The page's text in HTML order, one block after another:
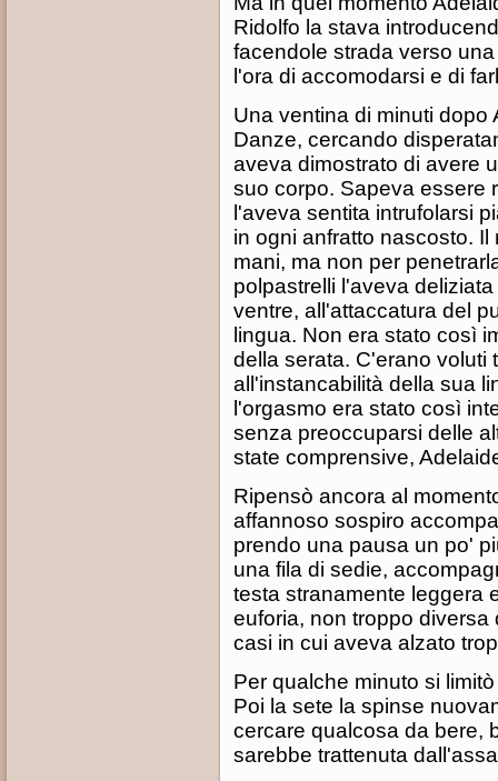
Ridolfo la stava
facendole strada verso
l'ora di accomodarsi e di
Una ventina di minuti dopo
Danze, cercando
aveva dimostrato di avere
suo corpo. Sapeva essere
l'aveva sentita intrufolarsi
in ogni anfratto nascosto.
mani, ma non per
polpastrelli l'aveva
ventre, all'attaccatura del
lingua. Non era stato così
della serata. C'erano voluti
all'instancabilità della sua
l'orgasmo era stato così
senza preoccuparsi delle
state comprensive,
Ripensò ancora al
affannoso sospiro
prendo una pausa un po'
una fila di sedie,
testa stranamente leggera
euforia, non troppo
casi in cui aveva alzato
Per qualche minuto si
Poi la sete la spinse
cercare qualcosa da bere,
sarebbe trattenuta